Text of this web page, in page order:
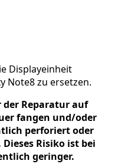
Displayeinheit
Note8 zu ersetzen.
der Reparatur auf
fangen und/oder
perforiert oder
Risiko ist bei
geringer.